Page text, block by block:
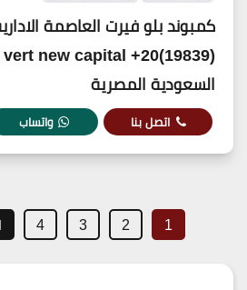
كمبوند بلو فيرت العاصمة
السعودية المصرية
اتصل بنا واتساب
1
2
3
4